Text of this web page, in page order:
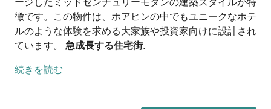
徴です。この物件は、ホアヒンの中でもユニークなホテ
ルのような体験を求める大家族や投資家向けに設計され
ています。 急成長する住宅街.
続きを読む